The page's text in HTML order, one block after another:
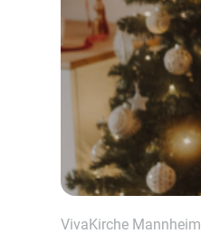
VivaKirche Mannheim